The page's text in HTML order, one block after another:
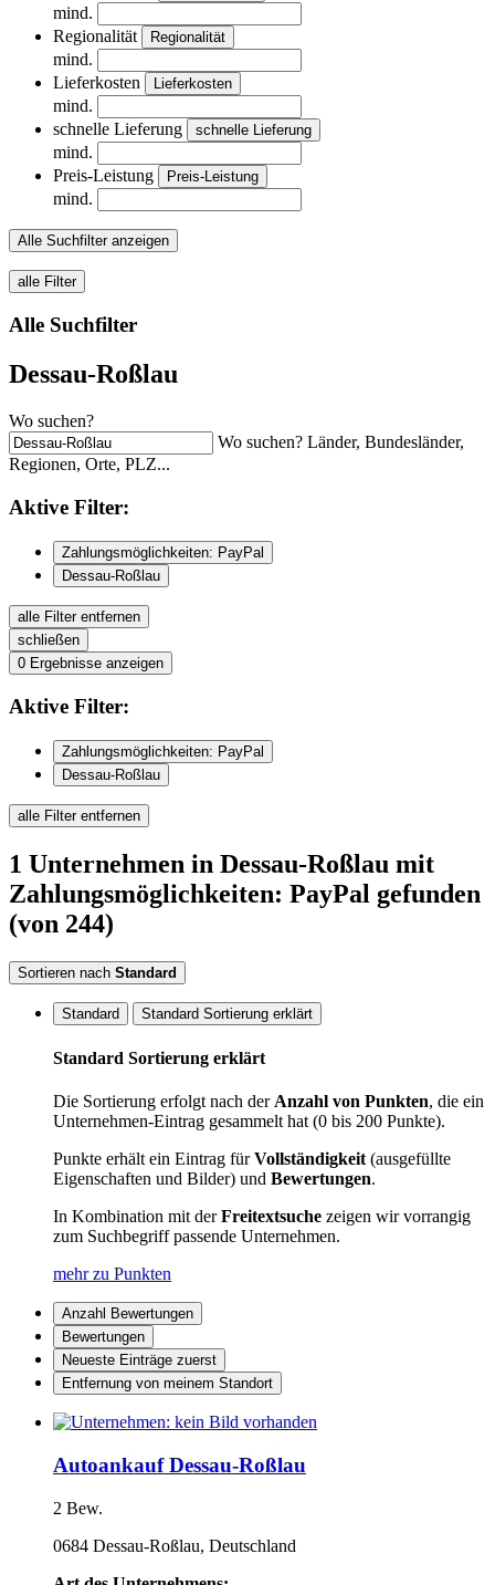
mind.
Regionalität
Regionalität
mind.
Lieferkosten
Lieferkosten
mind.
schnelle Lieferung
schnelle Lieferung
mind.
Preis-Leistung
Preis-Leistung
mind.
Alle Suchfilter anzeigen
alle Filter
Alle Suchfilter
Dessau-Roßlau
Wo suchen?
Wo suchen? Länder, Bundesländer,
Regionen, Orte, PLZ...
Aktive Filter:
Zahlungsmöglichkeiten: PayPal
Dessau-Roßlau
alle Filter entfernen
schließen
0 Ergebnisse anzeigen
Aktive Filter:
Zahlungsmöglichkeiten: PayPal
Dessau-Roßlau
alle Filter entfernen
1 Unternehmen in Dessau-Roßlau mit
Zahlungsmöglichkeiten: PayPal gefunden
(von 244)
Sortieren nach Standard
Standard Standard Sortierung erklärt
Standard Sortierung erklärt
Die Sortierung erfolgt nach derAnzahl von Punkten, die ein
Unternehmen-Eintrag gesammelt hat (0 bis 200 Punkte).
Punkte erhält ein Eintrag fürVollständigkeit(ausgefüllte
Eigenschaften und Bilder) und Bewertungen.
In Kombination mit derFreitextsuche zeigen wir vorrangig
zum Suchbegriff passende Unternehmen.
mehr zu Punkten
Anzahl Bewertungen
Bewertungen
Neueste Einträge zuerst
Entfernung von meinem Standort
Autoankauf Dessau-Roßlau
2 Bew.
0684 Dessau-Roßlau, Deutschland